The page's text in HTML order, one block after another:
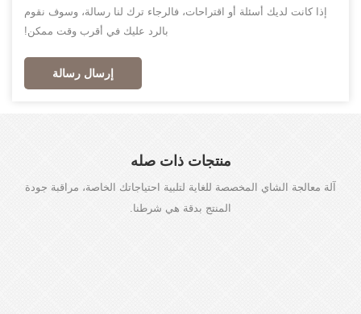
إذا كانت لديك أسئلة أو اقتراحات، فالرجاء ترك لنا رسالة، وسوف نقوم
بالرد عليك في أقرب وقت ممكن!
إرسال رسالة
منتجات ذات صله
آلة معالجة الشاي المخصصة للغاية لتلبية احتياجاتك الخاصة، مراقبة جودة
المنتج بدقة هي شرطنا.